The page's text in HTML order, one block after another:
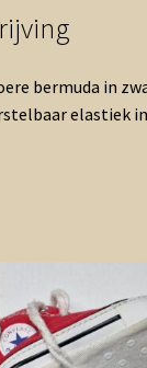
bermuda in
elastiek